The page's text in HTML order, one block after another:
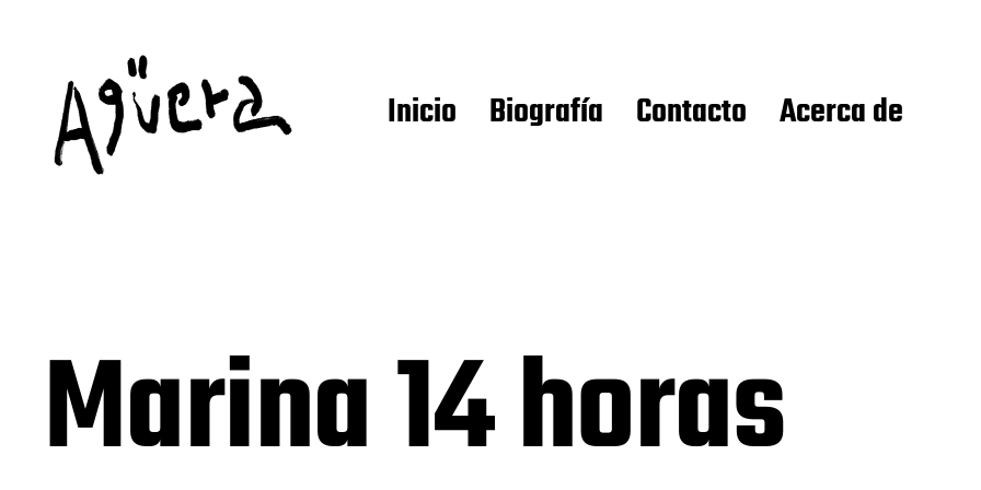
Inicio Biografía Contacto Acerca de
Marina 14 horas